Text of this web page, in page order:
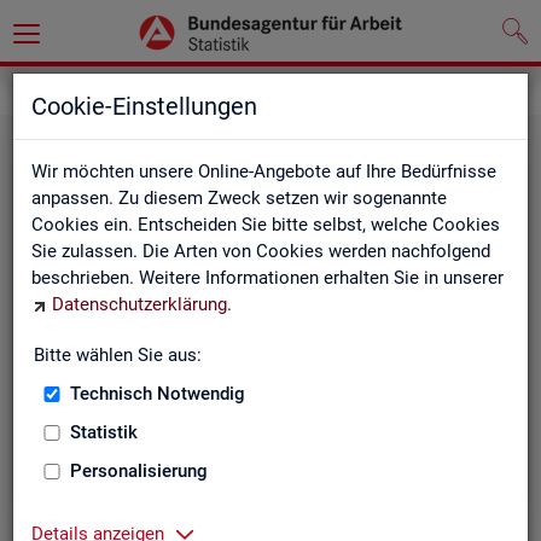
Cookie-Einstellungen
Wir möchten unsere Online-Angebote auf Ihre Bedürfnisse
anpassen. Zu diesem Zweck setzen wir sogenannte
Cookies ein. Entscheiden Sie bitte selbst, welche Cookies
Sie zulassen. Die Arten von Cookies werden nachfolgend
beschrieben. Weitere Informationen erhalten Sie in unserer
Datenschutzerklärung.
Bitte wählen Sie aus:
Technisch Notwendig
Statistik
Personalisierung
Details anzeigen
Der Bericht gibt einen Überblick über die aktuelle
Entwicklung am Arbeits- und Ausbildungsmarkt in